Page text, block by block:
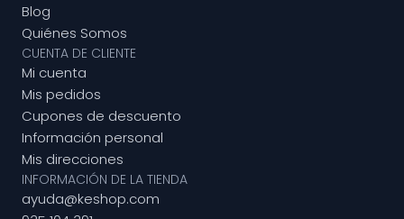
Blog
Quiénes Somos
CUENTA DE CLIENTE
Mi cuenta
Mis pedidos
Cupones de descuento
Información personal
Mis direcciones
INFORMACIÓN DE LA TIENDA
ayuda@keshop.com